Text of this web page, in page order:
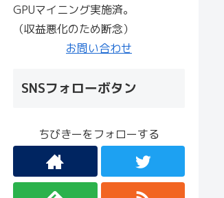
GPUマイニング実施済。
（収益悪化のため断念）
お問い合わせ
SNSフォローボタン
ちびきーをフォローする